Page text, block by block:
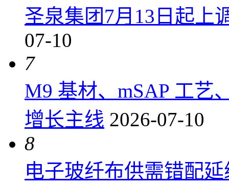
圣泉集团7月13日起上
07-10
7
M9 基材、mSAP 工艺
增长主线 2026-07-10
8
电子玻纤布供需错配